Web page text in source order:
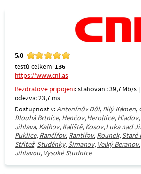
5.0
testů celkem: 136
https://www.cni.as
Bezdrátové připojení: stahování: 39,7 Mb/s
odezva: 23,7 ms
Dostupnost v:Antonínův Důl, Bílý Kámen,
Dlouhá Brtnice, Henčov, Heroltice, Hladov,
Jihlava, Kalhov, Kaliště, Kosov, Luka nad
Puklice, Rančířov, Rantířov, Rounek, Staré
Střítež, Studénky, Šimanov, Velký Beranov,
Jihlavou, Vysoké Studnice